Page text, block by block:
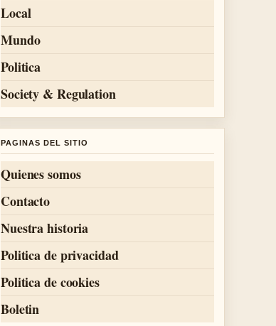
Local
Mundo
Politica
Society & Regulation
PAGINAS DEL SITIO
Quienes somos
Contacto
Nuestra historia
Politica de privacidad
Politica de cookies
Boletin